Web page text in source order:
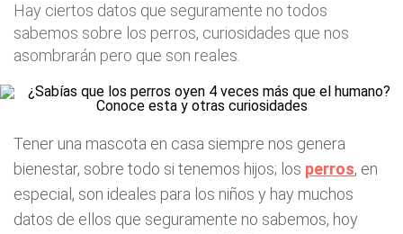
Hay ciertos datos que seguramente no todos
sabemos sobre los perros, curiosidades que nos
asombrarán pero que son reales.
Tener una mascota en casa siempre nos genera
bienestar, sobre todo si tenemos hijos; los perros, en
especial, son ideales para los niños y hay muchos
datos de ellos que seguramente no sabemos, hoy